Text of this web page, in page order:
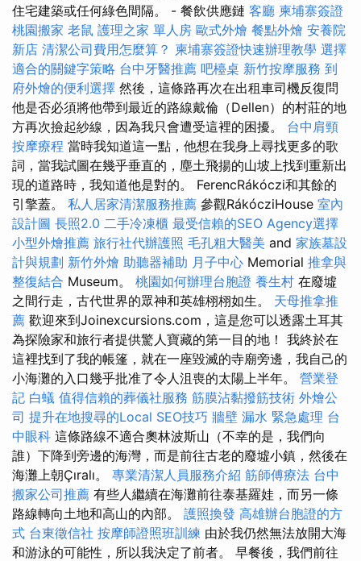
住宅建築或任何綠色間隔。 - 餐飲供應鏈 客廳 柬埔寨簽證
桃園搬家 老鼠 護理之家 單人房 歐式外燴 餐點外燴 安養院
新店 清潔公司費用怎麼算？ 柬埔寨簽證快速辦理教學 選擇
適合的關鍵字策略 台中牙醫推薦 吧檯桌 新竹按摩服務 到
府外燴的便利選擇 然後，這條路再次在出租車司機反復問
他是否必須將他帶到最近的路線戴倫（Dellen）的村莊的地
方再次撿起紗線，因為我只會遭受這裡的困擾。 台中肩頸
按摩療程 當時我知道這一點，他想在我身上尋找更多的歌
詞，當我試圖在幾乎垂直的，塵土飛揚的山坡上找到重新出
現的道路時，我知道他是對的。 FerencRákóczi和其餘的
引擎蓋。 私人居家清潔服務推薦 參觀RákócziHouse 室內
設計圖 長照2.0 二手冷凍櫃 最受信賴的SEO Agency選擇
小型外燴推薦 旅行社代辦護照 毛孔粗大醫美 and 家族墓設
計與規劃 新竹外燴 助聽器補助 月子中心 Memorial 推拿與
整復結合 Museum。 桃園如何辦理台胞證 養生村 在廢墟
之間行走，古代世界的眾神和英雄栩栩如生。 天母推拿推
薦 歡迎來到Joinexcursions.com，這是您可以透露土耳其
為探險家和旅行者提供驚人寶藏的第一目的地！ 我終於在
這裡找到了我的帳篷，就在一座毀滅的寺廟旁邊，我自己的
小海灘的入口幾乎批准了令人沮喪的太陽上半年。 營業登
記 白蟻 值得信賴的葬儀社服務 筋膜沾黏撥筋技術 外燴公
司 提升在地搜尋的Local SEO技巧 牆壁 漏水 緊急處理 台
中眼科 這條路線不適合奧林波斯山（不幸的是，我們向
誰）下降到旁邊的海灣，而是前往古老的廢墟小鎮，然後在
海灘上朝Çıralı。 專業清潔人員服務介紹 筋師傅療法 台中
搬家公司推薦 有些人繼續在海灘前往泰基羅娃，而另一條
路線轉向土地和高山的內部。 護照換發 高雄辦台胞證的方
式 台東徵信社 按摩師證照班訓練 由於我仍然無法放開大海
和游泳的可能性，所以我決定了前者。 早餐後，我們前往